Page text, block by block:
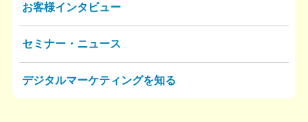
お客様インタビュー
セミナー・ニュース
デジタルマーケティングを知る